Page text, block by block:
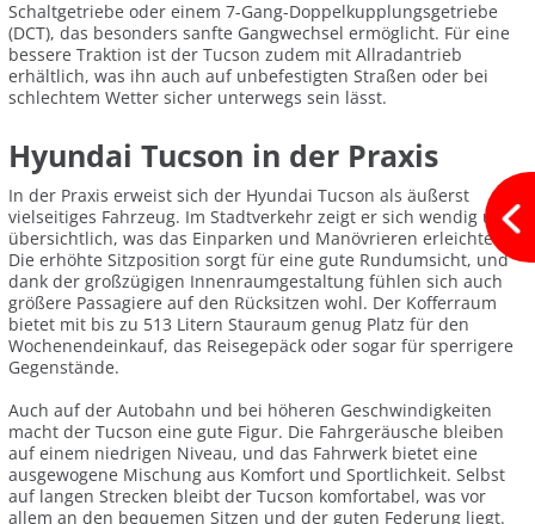
Schaltgetriebe oder einem 7-Gang-Doppelkupplungsgetriebe
(DCT), das besonders sanfte Gangwechsel ermöglicht. Für eine
bessere Traktion ist der Tucson zudem mit Allradantrieb
erhältlich, was ihn auch auf unbefestigten Straßen oder bei
schlechtem Wetter sicher unterwegs sein lässt.
Hyundai Tucson in der Praxis
In der Praxis erweist sich der Hyundai Tucson als äußerst
vielseitiges Fahrzeug. Im Stadtverkehr zeigt er sich wendig und
übersichtlich, was das Einparken und Manövrieren erleichtert.
Die erhöhte Sitzposition sorgt für eine gute Rundumsicht, und
dank der großzügigen Innenraumgestaltung fühlen sich auch
größere Passagiere auf den Rücksitzen wohl. Der Kofferraum
bietet mit bis zu 513 Litern Stauraum genug Platz für den
Wochenendeinkauf, das Reisegepäck oder sogar für sperrigere
Gegenstände.
Auch auf der Autobahn und bei höheren Geschwindigkeiten
macht der Tucson eine gute Figur. Die Fahrgeräusche bleiben
auf einem niedrigen Niveau, und das Fahrwerk bietet eine
ausgewogene Mischung aus Komfort und Sportlichkeit. Selbst
auf langen Strecken bleibt der Tucson komfortabel, was vor
allem an den bequemen Sitzen und der guten Federung liegt.